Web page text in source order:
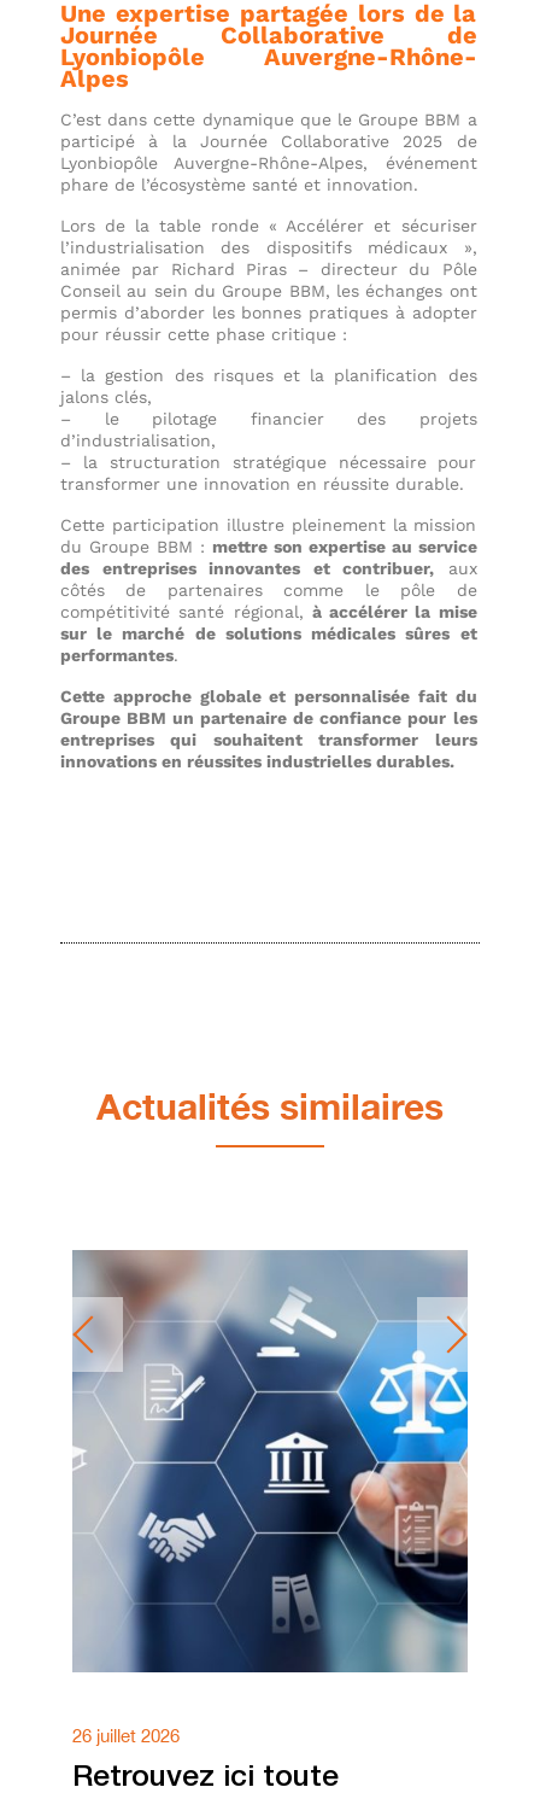
Une expertise partagée lors de la
Journée Collaborative de
Lyonbiopôle Auvergne-Rhône-
Alpes
C’est dans cette dynamique que le Groupe BBM a
participé à la Journée Collaborative 2025 de
Lyonbiopôle Auvergne-Rhône-Alpes, événement
phare de l’écosystème santé et innovation.
Lors de la table ronde « Accélérer et sécuriser
l’industrialisation des dispositifs médicaux »,
animée par Richard Piras – directeur du Pôle
Conseil au sein du Groupe BBM, les échanges ont
permis d’aborder les bonnes pratiques à adopter
pour réussir cette phase critique :
– la gestion des risques et la planification des
jalons clés,
– le pilotage financier des projets
d’industrialisation,
– la structuration stratégique nécessaire pour
transformer une innovation en réussite durable.
Cette participation illustre pleinement la mission
du Groupe BBM : mettre son expertise au service
des entreprises innovantes et contribuer, aux
côtés de partenaires comme le pôle de
compétitivité santé régional, à accélérer la mise
sur le marché de solutions médicales sûres et
performantes.
Cette approche globale et personnalisée fait du
Groupe BBM un partenaire de confiance pour les
entreprises qui souhaitent transformer leurs
innovations en réussites industrielles durables.
Actualités similaires
26 juillet 2026
Retrouvez ici toute